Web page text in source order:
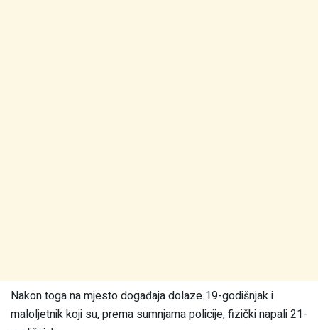
Nakon toga na mjesto događaja dolaze 19-godišnjak i
maloljetnik koji su, prema sumnjama policije, fizički napali 21-